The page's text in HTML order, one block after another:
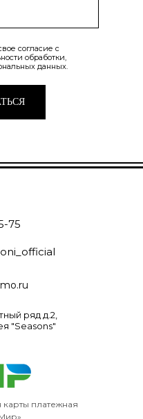
согласие с
обработки,
данных.
75
ряд д.2,
"Seasons"
платежная